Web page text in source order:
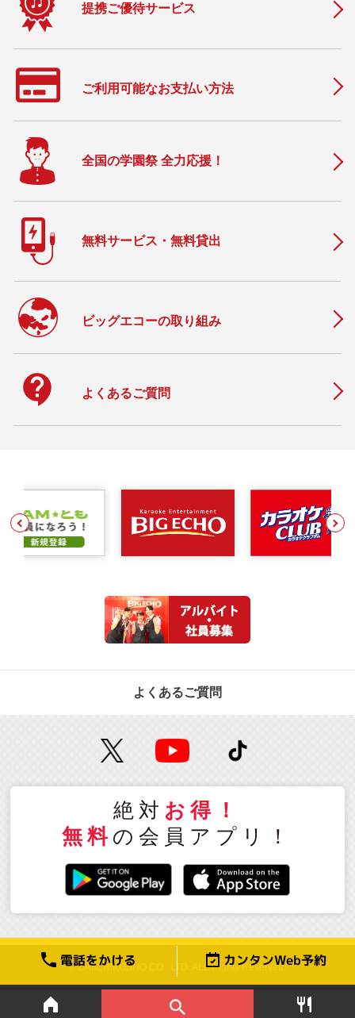
電話をかける カンタンWeb予約
提携ご優待サービス
ご利用可能なお支払い方法
全国の学園祭 全力応援！
無料サービス・無料貸出
ビッグエコーの取り組み
contact_support よくあるご質問
よくあるご質問
絶対 お得！
無料 の会員アプリ！
© DAIICHIKOSHO CO., LTD. ALL Rights Reserved.